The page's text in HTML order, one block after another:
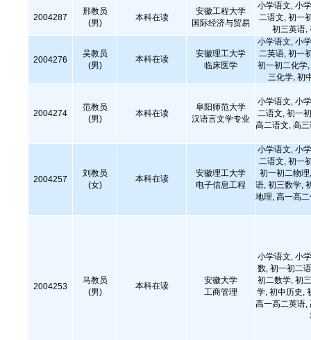
2004287
邢教员
(男)
本科在读
安徽工程大学
国际经济与贸易
小学语文, 小
二语文, 初一
初三英语,
2004276
吴教员
(男)
本科在读
安徽理工大学
临床医学
小学语文, 小
二英语, 初一
初一初二化学
三化学, 初
2004274
范教员
(男)
本科在读
阜阳师范大学
汉语言文学专业
小学语文, 小
二语文, 初一
高二语文, 高
2004257
刘教员
(女)
本科在读
安徽理工大学
电子信息工程
小学语文, 小
二语文, 初一
初一初二物
语, 初三数学,
地理, 高一高
2004253
马教员
(男)
本科在读
安徽大学
工商管理
小学语文, 小
数, 初一初二
初二数学, 初
学, 初中历史,
高一高二英语,